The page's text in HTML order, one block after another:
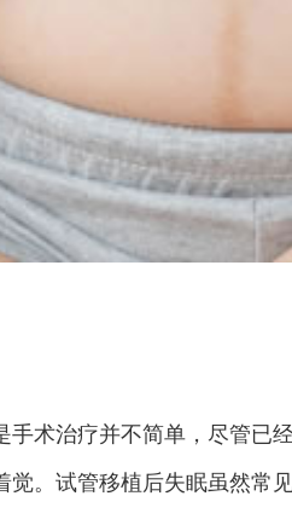
术治疗并不简单，尽管已
。试管移植后失眠虽然